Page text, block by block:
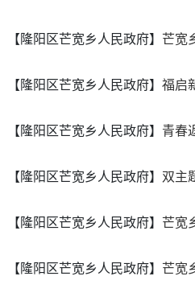
【隆阳区芒宽乡人民政府】 芒宽
【隆阳区芒宽乡人民政府】 福启
【隆阳区芒宽乡人民政府】 青春
【隆阳区芒宽乡人民政府】 双主
【隆阳区芒宽乡人民政府】 芒宽
【隆阳区芒宽乡人民政府】 芒宽